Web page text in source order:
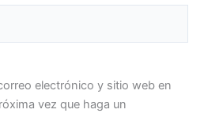
electrónico y sitio web en
vez que haga un